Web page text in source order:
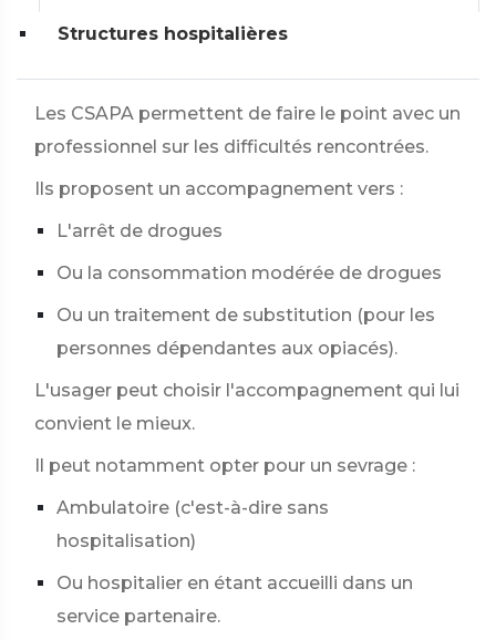
Structures hospitalières
Les CSAPA permettent de faire le point avec un
professionnel sur les difficultés rencontrées.
Ils proposent un accompagnement vers :
L'arrêt de drogues
Ou la consommation modérée de drogues
Ou un traitement de substitution (pour les
personnes dépendantes aux opiacés).
L'usager peut choisir l'accompagnement qui lui
convient le mieux.
Il peut notamment opter pour un sevrage :
Ambulatoire (c'est-à-dire sans
hospitalisation)
Ou hospitalier en étant accueilli dans un
service partenaire.